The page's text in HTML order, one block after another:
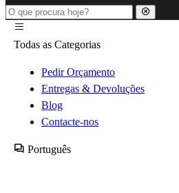
Todas as Categorias
Pedir Orçamento
Entregas & Devoluções
Blog
Contacte-nos
Português